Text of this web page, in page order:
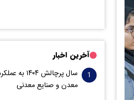
آخرین اخبار
سال پرچالش
معدن و صنایع معدنی